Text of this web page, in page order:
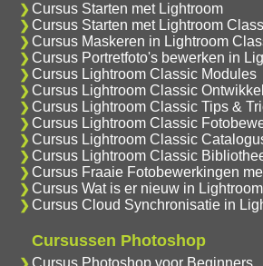
Cursus Starten met Lightroom
Cursus Starten met Lightroom
Cursus Maskeren in Lightroom
Cursus Portretfoto's bewerken in
Cursus Lightroom Classic Modules
Cursus Lightroom Classic
Cursus Lightroom Classic Tips &
Cursus Lightroom Classic
Cursus Lightroom Classic
Cursus Lightroom Classic
Cursus Fraaie Fotobewerkingen
Cursus Wat is er nieuw in
Cursus Cloud Synchronisatie in
Cursussen Photoshop